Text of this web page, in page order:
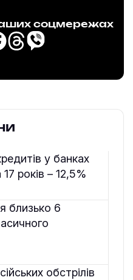
соцмережах
у банках
років – 12,5%
близько 6
обстрілів